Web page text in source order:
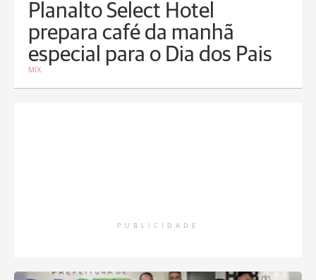
Planalto Select Hotel
prepara café da manhã
especial para o Dia dos Pais
MIX
PUBLICIDADE